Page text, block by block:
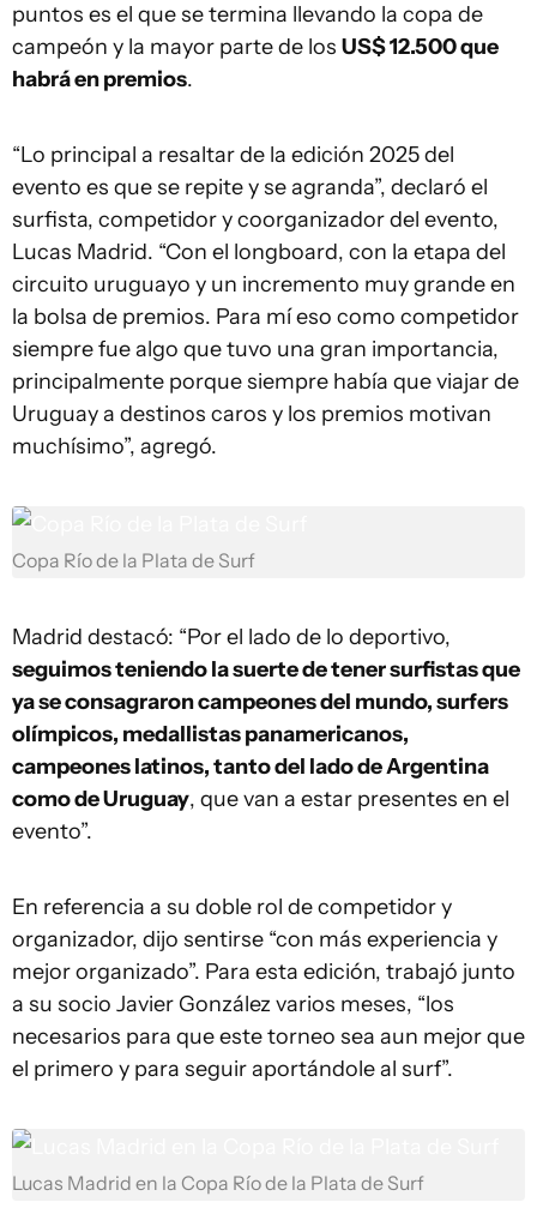
puntos es el que se termina llevando la copa de
campeón y la mayor parte de los US$ 12.500 que
habrá en premios.
“Lo principal a resaltar de la edición 2025 del
evento es que se repite y se agranda”, declaró el
surfista, competidor y coorganizador del evento,
Lucas Madrid. “Con el longboard, con la etapa del
circuito uruguayo y un incremento muy grande en
la bolsa de premios. Para mí eso como competidor
siempre fue algo que tuvo una gran importancia,
principalmente porque siempre había que viajar de
Uruguay a destinos caros y los premios motivan
muchísimo”, agregó.
Copa Río de la Plata de Surf
Madrid destacó: “Por el lado de lo deportivo,
seguimos teniendo la suerte de tener surfistas que
ya se consagraron campeones del mundo, surfers
olímpicos, medallistas panamericanos,
campeones latinos, tanto del lado de Argentina
como de Uruguay, que van a estar presentes en el
evento”.
En referencia a su doble rol de competidor y
organizador, dijo sentirse “con más experiencia y
mejor organizado”. Para esta edición, trabajó junto
a su socio Javier González varios meses, “los
necesarios para que este torneo sea aun mejor que
el primero y para seguir aportándole al surf”.
Lucas Madrid en la Copa Río de la Plata de Surf